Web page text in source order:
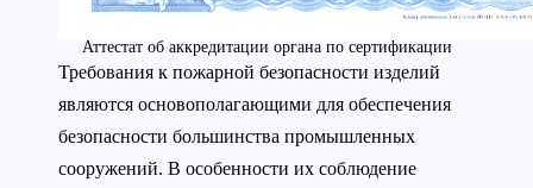
Аттестат об аккредитации органа по сертификации
Требования к пожарной безопасности изделий
являются основополагающими для обеспечения
безопасности большинства промышленных
сооружений. В особенности их соблюдение